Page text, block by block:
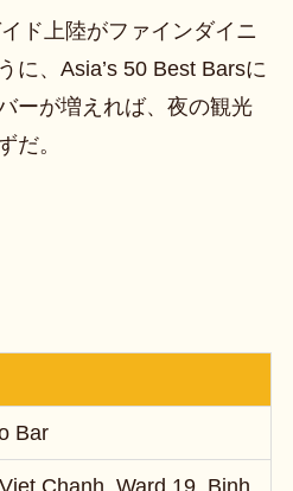
ド上陸がファインダイニ
に、Asia’s 50 Best Barsに
ーが増えれば、夜の観光
だ。
Bar
Chanh, Ward 19, Binh